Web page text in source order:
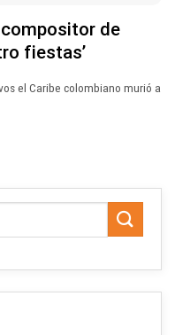
de
fiestas’
el Caribe colombiano murió a